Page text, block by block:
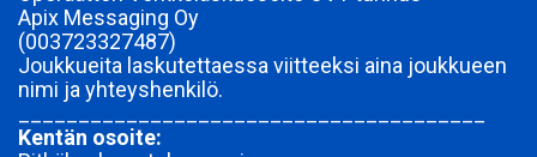
Apix Messaging Oy
(003723327487)
Joukkueita laskutettaessa viitteeksi aina joukkueen
nimi ja yhteyshenkilö.
Kentän osoite: